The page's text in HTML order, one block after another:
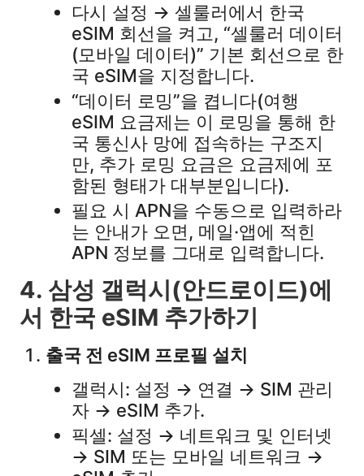
다시 설정 → 셀룰러에서 한국
eSIM 회선을 켜고, “셀룰러 데이터
(모바일 데이터)” 기본 회선으로 한
국 eSIM을 지정합니다.​
“데이터 로밍”을 켭니다(여행
eSIM 요금제는 이 로밍을 통해 한
국 통신사 망에 접속하는 구조지
만, 추가 로밍 요금은 요금제에 포
함된 형태가 대부분입니다).​
필요 시 APN을 수동으로 입력하라
는 안내가 오면, 메일·앱에 적힌
APN 정보를 그대로 입력합니다.​
4. 삼성 갤럭시(안드로이드)에
서 한국 eSIM 추가하기
출국 전 eSIM 프로필 설치
갤럭시: 설정 → 연결 → SIM 관리
자 → eSIM 추가.​
픽셀: 설정 → 네트워크 및 인터넷
→ SIM 또는 모바일 네트워크 →